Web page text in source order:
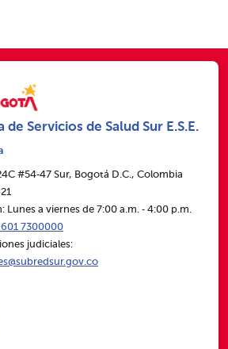
Servicios de Salud Sur E.S.E.
#54‑47 Sur, Bogotá D.C., Colombia
Lunes a viernes de 7:00 a.m. ‑ 4:00 p.m.
601 7300000
judiciales: